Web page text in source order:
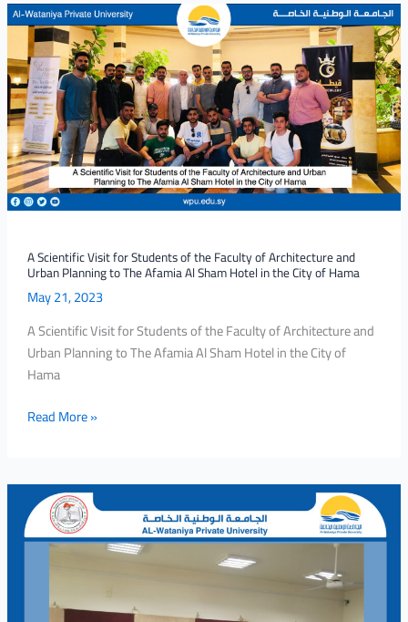
A Scientific Visit for Students of the Faculty of Architecture and
Urban Planning to The Afamia Al Sham Hotel in the City of Hama
May 21, 2023
A Scientific Visit for Students of the Faculty of Architecture and
Urban Planning to The Afamia Al Sham Hotel in the City of
Hama
A
Scientific
Visit
for
Students
of
the
Faculty
of
Architecture
Urban
Planning
to
The
Afamia
Al
Sham
Hotel
in
Hama
Read More »
The
Discussion
of